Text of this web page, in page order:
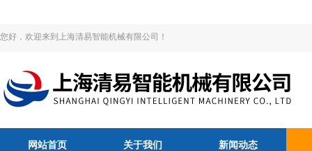
您好，欢迎来到上海清易智能机械有限公司！
网站首页 关于我们 新闻动态